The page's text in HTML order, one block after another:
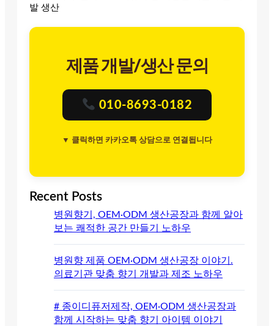
발 생산
제품 개발/생산 문의
010-8693-0182
▼ 클릭하면 카카오톡 상담으로 연결됩니다
Recent Posts
병원향기, OEM·ODM 생산공장과 함께 알아
보는 쾌적한 공간 만들기 노하우
병원향 제품 OEM·ODM 생산공장 이야기.
의료기관 맞춤 향기 개발과 제조 노하우
# 종이디퓨저제작, OEM·ODM 생산공장과
함께 시작하는 맞춤 향기 아이템 이야기